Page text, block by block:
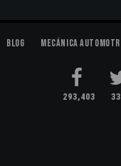
Blog Mecánica
293,403